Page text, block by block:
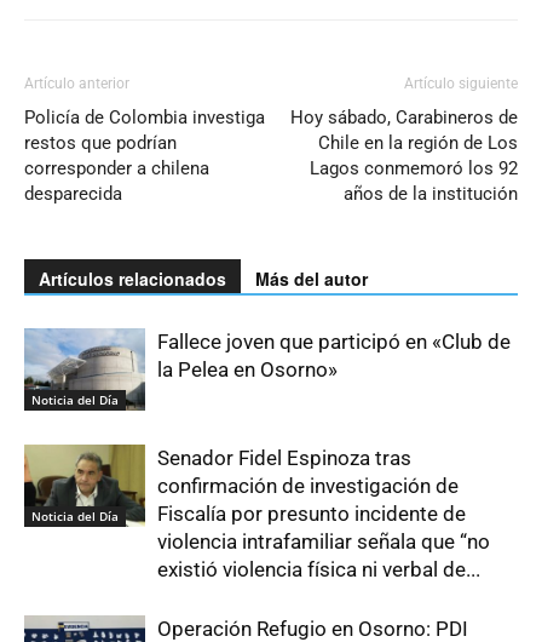
Artículo anterior
Policía de Colombia investiga
restos que podrían
corresponder a chilena
desparecida
Artículo siguiente
Hoy sábado, Carabineros de
Chile en la región de Los
Lagos conmemoró los 92
años de la institución
Artículos relacionados Más del autor
Noticia del Día
Fallece joven que participó en «Club de
la Pelea en Osorno»
Noticia del Día
Senador Fidel Espinoza tras
confirmación de investigación de
Fiscalía por presunto incidente de
violencia intrafamiliar señala que “no
existió violencia física ni verbal de...
Operación Refugio en Osorno: PDI